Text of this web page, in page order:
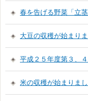
春を告げる野菜「立
大豆の収穫が始まりま
平成２５年度第３、
米の収穫が始まりまし